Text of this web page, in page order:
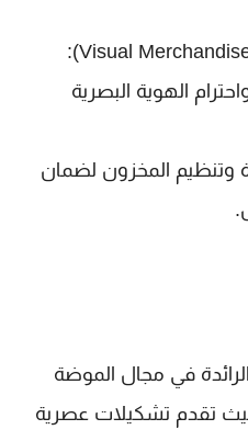
:
الهوية البصرية
وتنظيم المخزون لضمان
في مجال الموضة
تقدم تشكيلات عصرية